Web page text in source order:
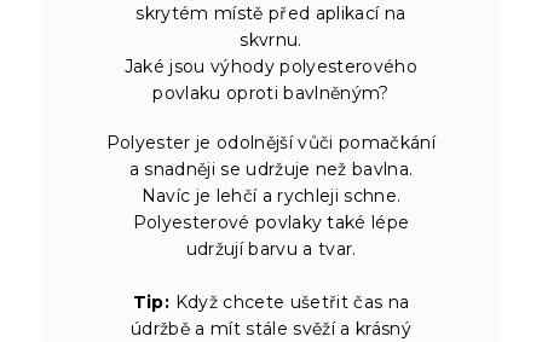
skrytém místě před aplikací na
skvrnu.
Jaké jsou výhody polyesterového
povlaku oproti bavlněným?
Polyester je odolnější vůči pomačkání
a snadněji se udržuje než bavlna.
Navíc je lehčí a rychleji schne.
Polyesterové povlaky také lépe
udržují barvu a tvar.
Tip: Když chcete ušetřit čas na
údržbě a mít stále svěží a krásný